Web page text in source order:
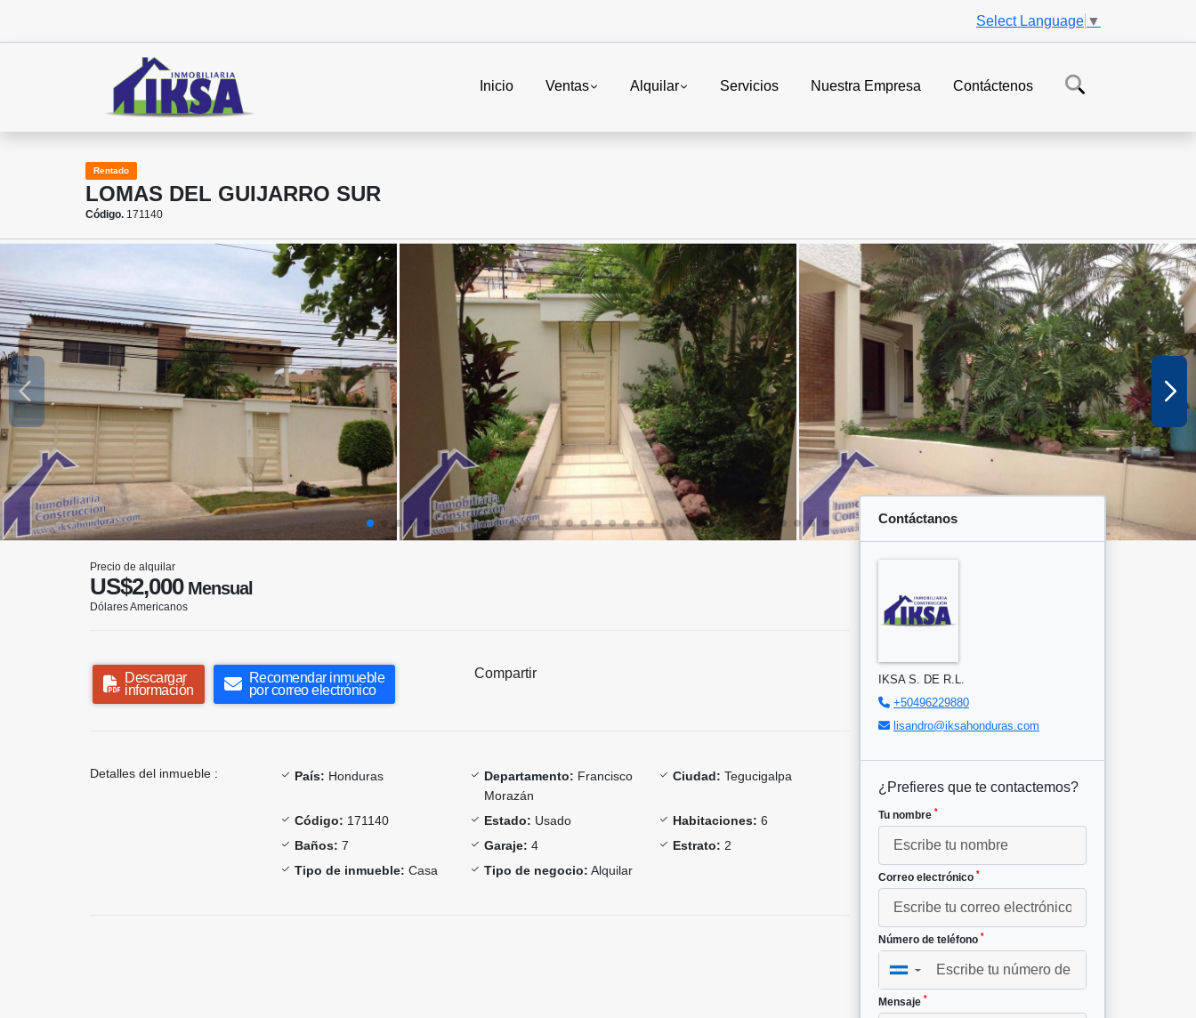
Select Language ▼
Inicio Ventas Alquilar Servicios Nuestra Empresa Contáctenos
Rentado
LOMAS DEL GUIJARRO SUR
Código. 171140
Precio de alquilar
US$2,000Mensual
Dólares Americanos
Descargar
información
Recomendar inmueble
por correo electrónico
Compartir
Detalles del inmueble : País: Honduras Departamento: Francisco
Morazán
Ciudad: Tegucigalpa
Código: 171140 Estado: Usado Habitaciones: 6
Baños: 7 Garaje: 4 Estrato: 2
Tipo de inmueble: Casa Tipo de negocio: Alquilar
Contáctanos
IKSA S. DE R.L.
+50496229880
lisandro@iksahonduras.com
¿Prefieres que te contactemos?
Tu nombre *
Correo electrónico *
Número de teléfono *
▼
Mensaje *